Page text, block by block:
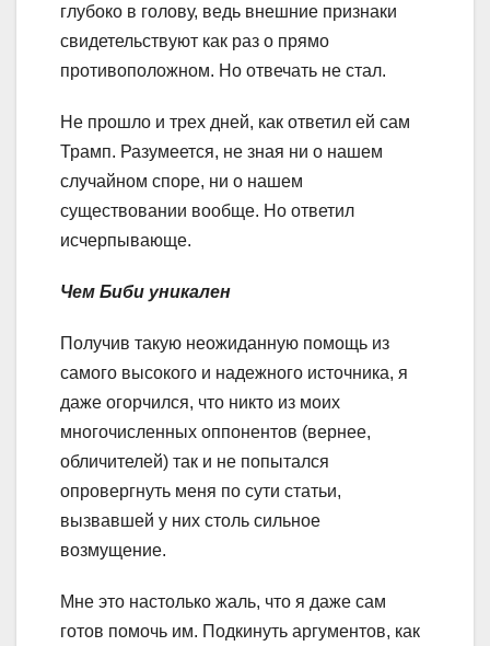
глубоко в голову, ведь внешние признаки
свидетельствуют как раз о прямо
противоположном. Но отвечать не стал.
Не прошло и трех дней, как ответил ей сам
Трамп. Разумеется, не зная ни о нашем
случайном споре, ни о нашем
существовании вообще. Но ответил
исчерпывающе.
Чем Биби уникален
Получив такую неожиданную помощь из
самого высокого и надежного источника, я
даже огорчился, что никто из моих
многочисленных оппонентов (вернее,
обличителей) так и не попытался
опровергнуть меня по сути статьи,
вызвавшей у них столь сильное
возмущение.
Мне это настолько жаль, что я даже сам
готов помочь им. Подкинуть аргументов, как